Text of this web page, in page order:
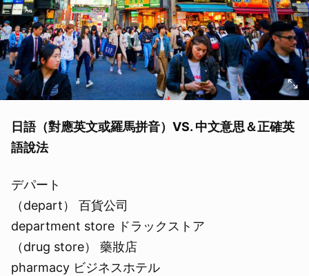
日語（對應英文或羅馬拼音）VS. 中文意思＆正確英
語說法
デパート
（depart） 百貨公司
department store ドラックストア
（drug store） 藥妝店
pharmacy ビジネスホテル